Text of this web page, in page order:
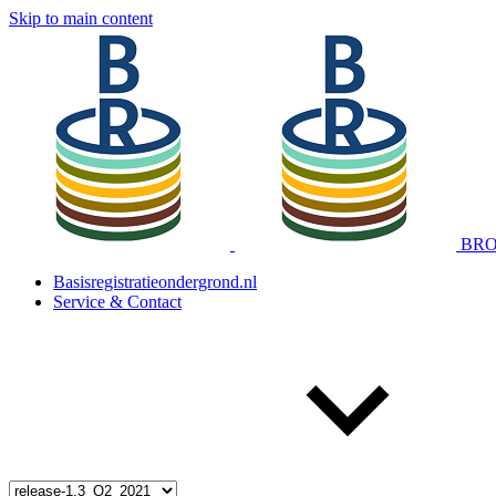
Skip to main content
Basisregistratieondergrond.nl
Service & Contact